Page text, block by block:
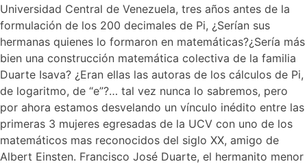
Universidad Central de Venezuela, tres años antes de la
formulación de los 200 decimales de Pi, ¿Serían sus
hermanas quienes lo formaron en matemáticas?¿Sería más
bien una construcción matemática colectiva de la familia
Duarte Isava? ¿Eran ellas las autoras de los cálculos de Pi,
de logaritmo, de “e”?… tal vez nunca lo sabremos, pero
por ahora estamos desvelando un vínculo inédito entre las
primeras 3 mujeres egresadas de la UCV con uno de los
matemáticos mas reconocidos del siglo XX, amigo de
Albert Einsten. Francisco José Duarte, el hermanito menor